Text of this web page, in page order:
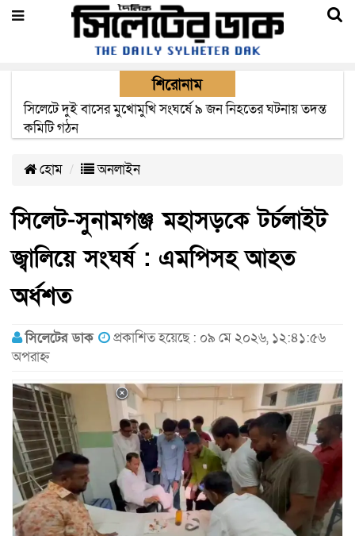
শিরোনাম
সিলেটে সড়ক দুর্ঘটনায় নিহতদের পরিবার পাচ্ছে ৫ লাখ টাকা করে
সরকারি অনুদান
হোম অনলাইন
সিলেট-সুনামগঞ্জ মহাসড়কে টর্চলাইট
জ্বালিয়ে সংঘর্ষ : এমপিসহ আহত
অর্ধশত
সিলেটের ডাক
প্রকাশিত হয়েছে : ০৯ মে ২০২৬, ১২:৪১:৫৬
অপরাহ্ন